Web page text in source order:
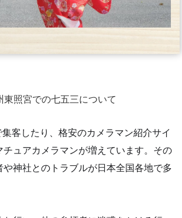
東照宮での七五三について
集客したり、格安のカメラマン紹介サイ
チュアカメラマンが増えています。その
や神社とのトラブルが日本全国各地で多